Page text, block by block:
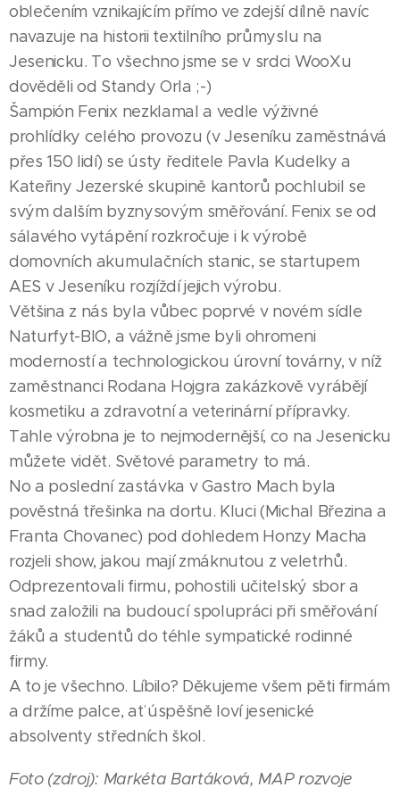
oblečením vznikajícím přímo ve zdejší dílně navíc
navazuje na historii textilního průmyslu na
Jesenicku. To všechno jsme se v srdci WooXu
dověděli od Standy Orla ;-)
Šampión Fenix nezklamal a vedle výživné
prohlídky celého provozu (v Jeseníku zaměstnává
přes 150 lidí) se ústy ředitele Pavla Kudelky a
Kateřiny Jezerské skupině kantorů pochlubil se
svým dalším byznysovým směřování. Fenix se od
sálavého vytápění rozkročuje i k výrobě
domovních akumulačních stanic, se startupem
AES v Jeseníku rozjíždí jejich výrobu.
Většina z nás byla vůbec poprvé v novém sídle
Naturfyt-BIO, a vážně jsme byli ohromeni
moderností a technologickou úrovní továrny, v níž
zaměstnanci Rodana Hojgra zakázkově vyrábějí
kosmetiku a zdravotní a veterinární přípravky.
Tahle výrobna je to nejmodernější, co na Jesenicku
můžete vidět. Světové parametry to má.
No a poslední zastávka v Gastro Mach byla
pověstná třešinka na dortu. Kluci (Michal Březina a
Franta Chovanec) pod dohledem Honzy Macha
rozjeli show, jakou mají zmáknutou z veletrhů.
Odprezentovali firmu, pohostili učitelský sbor a
snad založili na budoucí spolupráci při směřování
žáků a studentů do téhle sympatické rodinné
firmy.
A to je všechno. Líbilo? Děkujeme všem pěti firmám
a držíme palce, ať úspěšně loví jesenické
absolventy středních škol.
Foto (zdroj): Markéta Bartáková, MAP rozvoje